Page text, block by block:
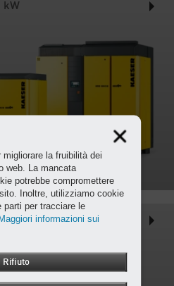
kW
kW
la fruibilità dei
web. La mancata
potrebbe compromettere
Inoltre, utilizziamo cookie
parti per tracciare le
informazioni sui
Rifiuto